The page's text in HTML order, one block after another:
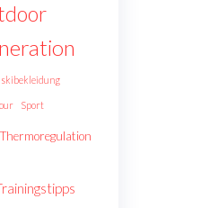
skibekleidung
Sport
Thermoregulation